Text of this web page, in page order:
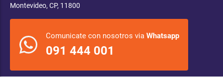
Montevideo, CP, 11800
Comunicate con nosotros via Whatsapp
091 444 001